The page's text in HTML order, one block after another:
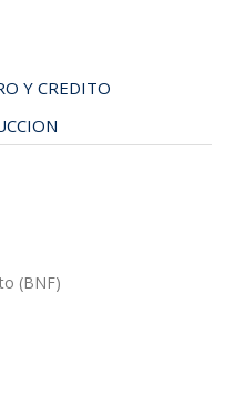
Y CREDITO
(BNF)